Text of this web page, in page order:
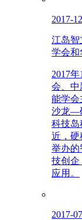
2017-
江岛智
学会和
2017
会、中
能学会
沙龙—
科技岛
近，硬
举办的
技创企
应用。
2017-